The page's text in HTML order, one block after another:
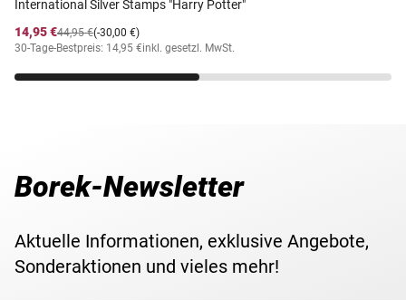
International Silver Stamps "Harry Potter"
14,95 €
(-30,00 €)
44,95 €
30-Tage-Bestpreis: 14,95 €inkl. gesetzl. MwSt.
Borek-Newsletter
Aktuelle Informationen, exklusive Angebote,
Sonderaktionen und vieles mehr!